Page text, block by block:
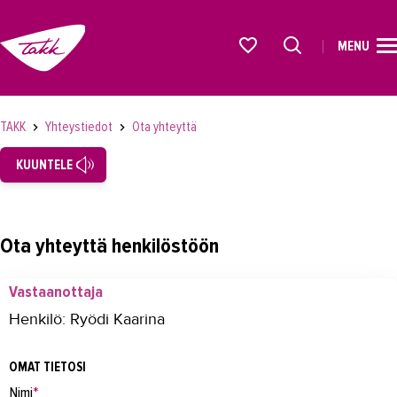
OPISKELIJAKSI
YRITYKSILLE
OMA TAKK
MENU
TAKK Yhteystiedot Ota yhteyttä
KUUNTELE
Ota yhteyttä henkilöstöön
Vastaanottaja
Henkilö: Ryödi Kaarina
OMAT TIETOSI
Nimi*